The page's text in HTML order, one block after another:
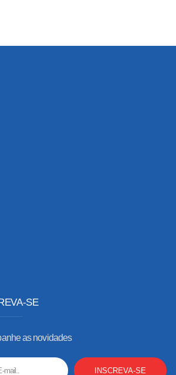
SE
as novidades
INSCREVA-SE